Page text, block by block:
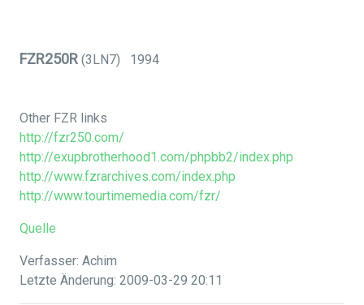
FZR250R (3LN7) 1994
Other FZR links
http://fzr250.com/
http://exupbrotherhood1.com/phpbb2/index.php
http://www.fzrarchives.com/index.php
http://www.tourtimemedia.com/fzr/
Quelle
Verfasser: Achim
Letzte Änderung: 2009-03-29 20:11